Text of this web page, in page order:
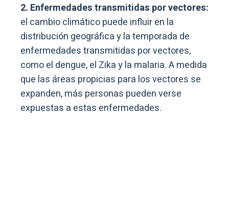
2. Enfermedades transmitidas por vectores:
el cambio climático puede influir en la
distribución geográfica y la temporada de
enfermedades transmitidas por vectores,
como el dengue, el Zika y la malaria. A medida
que las áreas propicias para los vectores se
expanden, más personas pueden verse
expuestas a estas enfermedades.